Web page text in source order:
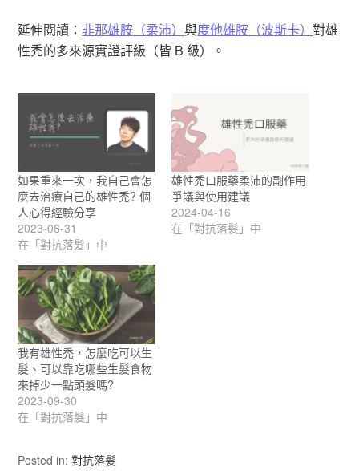
延伸閱讀： 非那雄胺（柔沛）與度他雄胺（波斯卡）對雄
性禿的多來源實證評級（皆 B 級）。
如果重來一次，我自己會怎
麼去治療自己的雄性禿? 個
人心得經驗分享
2023-08-31
在「對抗落髮」中
雄性禿口服藥柔沛的副作用
爭議與使用建議
2024-04-16
在「對抗落髮」中
我有雄性禿，怎麼吃可以生
髮、可以靠吃哪些生髮食物
來掉少一點頭髮嗎?
2023-09-30
在「對抗落髮」中
Posted in:對抗落髮